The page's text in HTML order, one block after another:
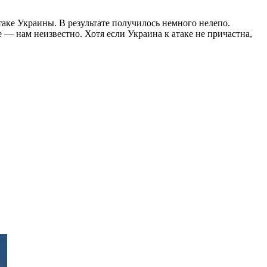
Украины. В результате получилось немного нелепо.
нам неизвестно. Хотя если Украина к атаке не причастна,